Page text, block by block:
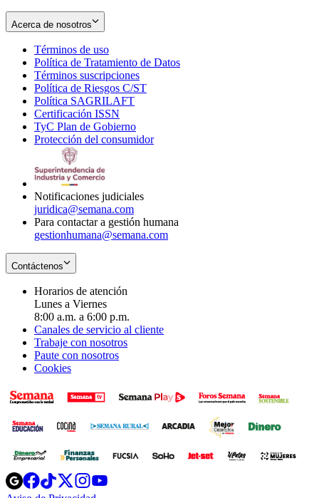
Acerca de nosotros
Términos de uso
in
new
window
Política de Tratamiento de Datos
Términos suscripciones
in
Política de Riesgos C/ST
Política SAGRILAFT
new
window
Certificación ISSN
in
new
TyC Plan de Gobierno
in
Protección del consumidorOpens
Notificaciones judiciales
juridica@semana.com
Para contactar a gestión humana
gestionhumana@semana.com
Contáctenos
Horarios de atención
Lunes a Viernes
8:00 a.m. a 6:00 p.m.
Canales de servicio al cliente
Trabaje con nosotros
Paute con nosotros
Cookies
Opens
in
Opens
in
Opens
in
Opens